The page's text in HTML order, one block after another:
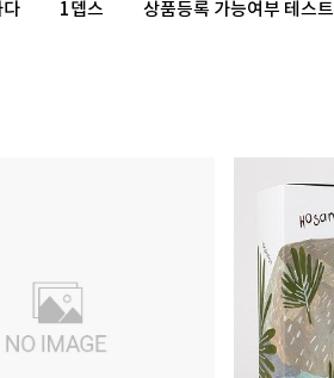
다 1뎁스 상품등록 가능여부 테스트